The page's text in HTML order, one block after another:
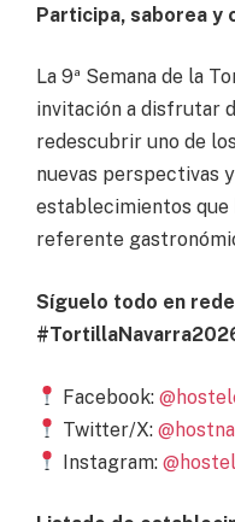
Participa, saborea y
La 9ª Semana de la
invitación a disfrutar
redescubrir uno de
nuevas perspectivas
establecimientos que
referente
Síguelo todo en
Facebook:
Twitter/X:
Instagram: